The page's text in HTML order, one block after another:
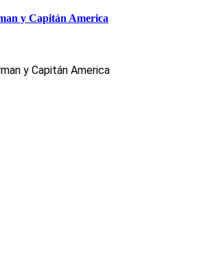
y Capitán America
y Capitán America